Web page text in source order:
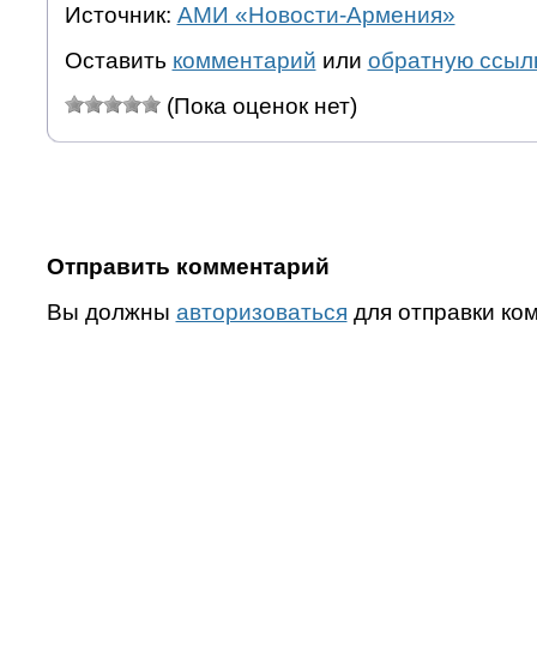
Источник: АМИ «Новости-Армения»
Оставить комментарий или обратную
(Пока оценок нет)
Отправить комментарий
Вы должны авторизоваться для отправки